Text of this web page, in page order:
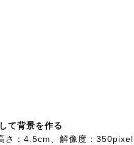
て背景を作る
さ：4.5cm、解像度：